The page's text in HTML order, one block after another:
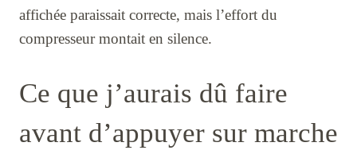
affichée paraissait correcte, mais l’effort du
compresseur montait en silence.
Ce que j’aurais dû faire
avant d’appuyer sur marche